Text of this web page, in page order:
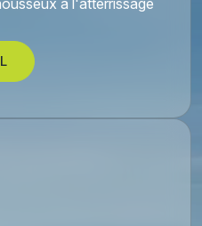
à l'atterrissage